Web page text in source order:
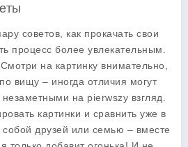
советов, как прокачать свои
процесс более увлекательным.
на картинку внимательно,
вищу – иногда отличия могут
на pierwszy взгляд.
картинки и сравнить уже в
друзей или семью – вместе